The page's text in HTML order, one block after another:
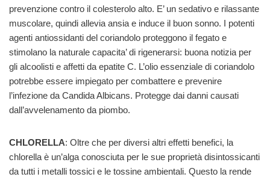
prevenzione contro il colesterolo alto. E’ un sedativo e rilassante
muscolare, quindi allevia ansia e induce il buon sonno. I potenti
agenti antiossidanti del coriandolo proteggono il fegato e
stimolano la naturale capacita’ di rigenerarsi: buona notizia per
gli alcoolisti e affetti da epatite C. L’olio essenziale di coriandolo
potrebbe essere impiegato per combattere e prevenire
l’infezione da Candida Albicans. Protegge dai danni causati
dall’avvelenamento da piombo.
CHLORELLA: Oltre che per diversi altri effetti benefici, la
chlorella è un’alga conosciuta per le sue proprietà disintossicanti
da tutti i metalli tossici e le tossine ambientali. Questo la rende